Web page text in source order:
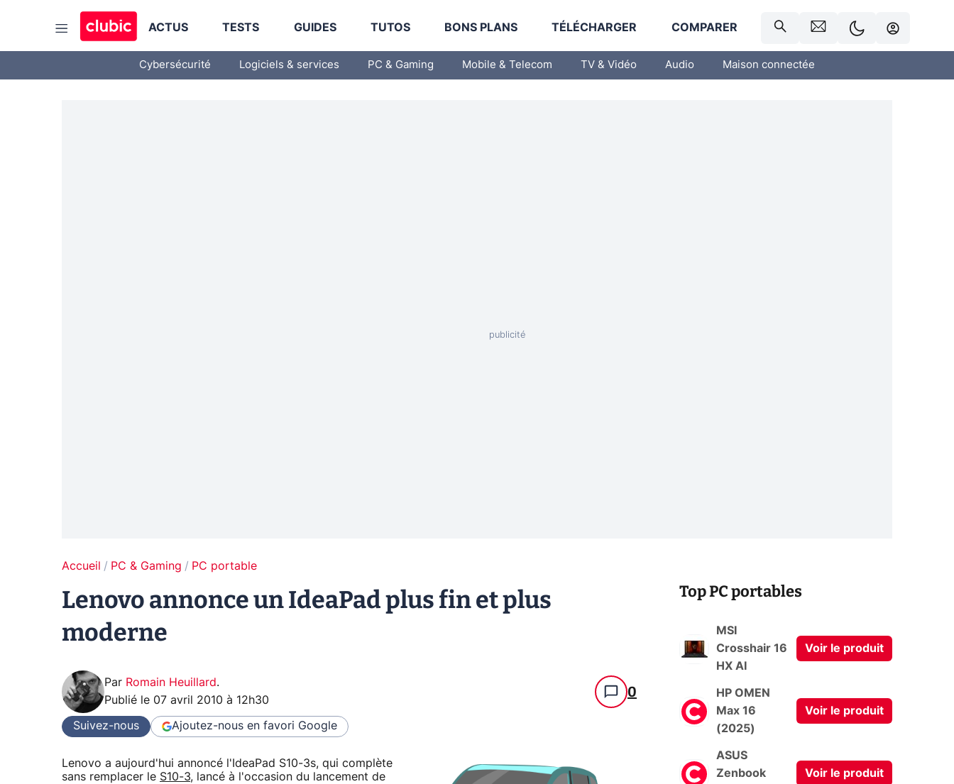
ACTUS TESTS GUIDES TUTOS BONS PLANS TÉLÉCHARGER COMPARER
Cybersécurité Logiciels & services PC & Gaming Mobile & Telecom TV & Vidéo Audio Maison connectée
Accueil PC & Gaming PC portable
Lenovo annonce un IdeaPad plus fin et plus
moderne
Par Romain Heuillard.
Publié le 07 avril 2010 à 12h30 0
Suivez-nous Ajoutez-nous en favori Google
Lenovo a aujourd'hui annoncé l'IdeaPad S10-3s, qui complète
sans remplacer le S10-3, lancé à l'occasion du lancement de
Top PC portables
MSI
Crosshair 16
HX AI
Voir le produit
HP OMEN
Max 16
(2025)
Voir le produit
ASUS
Zenbook
Voir le produit